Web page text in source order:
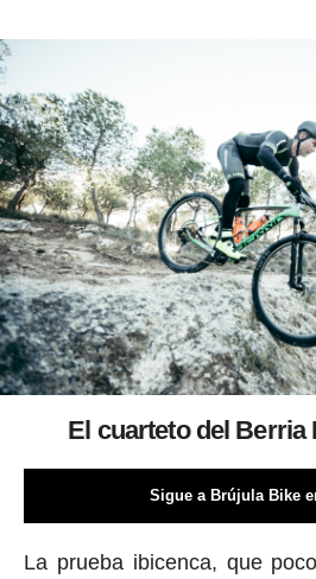
El cuarteto del Berria
Sigue a Brújula Bike
La prueba ibicenca, que